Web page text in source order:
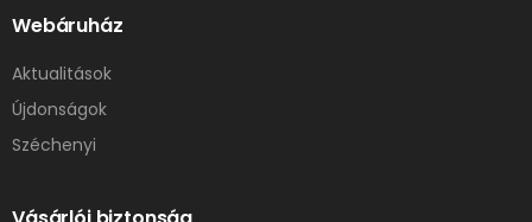
Webáruház
Aktualitások
Újdonságok
Széchenyi